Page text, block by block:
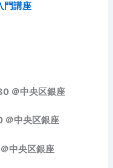
門講座
＠中央区銀座
＠中央区銀座
中央区銀座